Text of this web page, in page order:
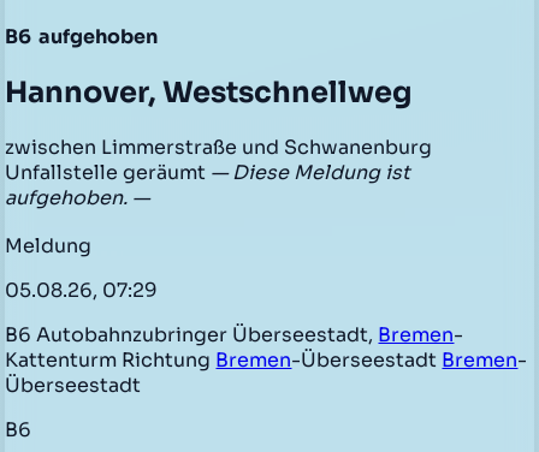
B6 aufgehoben
Hannover, Westschnellweg
zwischen Limmerstraße und Schwanenburg
Unfallstelle geräumt — Diese Meldung ist
aufgehoben. —
Meldung
05.08.26, 07:29
B6 Autobahnzubringer Überseestadt, Bremen-
Kattenturm Richtung Bremen-Überseestadt Bremen-
Überseestadt
B6